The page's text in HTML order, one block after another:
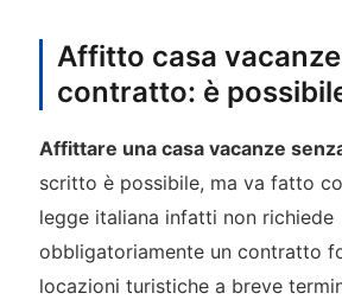
Affitto casa
contratto: è
Affittare una casa vacanze
scritto è possibile, ma va fatto
legge italiana infatti non richiede
obbligatoriamente un contratto
locazioni turistiche a breve